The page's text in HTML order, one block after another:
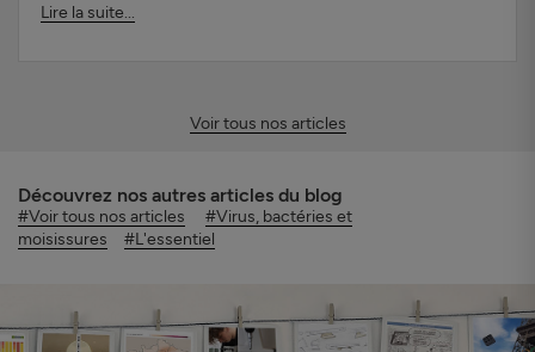
Lire la suite...
Voir tous nos articles
Découvrez nos autres articles du blog
#Voir tous nos articles
#Virus, bactéries et
moisissures
#L'essentiel